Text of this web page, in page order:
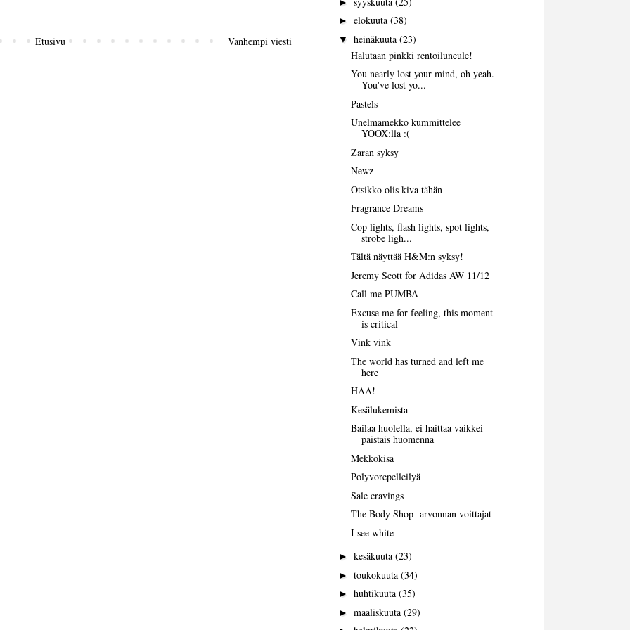
Vanhempi viesti
Etusivu
► elokuuta (38)
▼ heinäkuuta (23)
Halutaan pinkki rentoiluneule!
You nearly lost your mind, oh yeah.
You've lost yo...
Pastels
Unelmamekko kummittelee
YOOX:lla :(
Zaran syksy
Newz
Otsikko olis kiva tähän
Fragrance Dreams
Cop lights, flash lights, spot lights,
strobe ligh...
Tältä näyttää H&M:n syksy!
Jeremy Scott for Adidas AW 11/12
Call me PUMBA
Excuse me for feeling, this moment
is critical
Vink vink
The world has turned and left me
here
HAA!
Kesälukemista
Bailaa huolella, ei haittaa vaikkei
paistais huomenna
Mekkokisa
Polyvorepelleilyä
Sale cravings
The Body Shop -arvonnan voittajat
I see white
► kesäkuuta (23)
► toukokuuta (34)
► huhtikuuta (35)
► maaliskuuta (29)